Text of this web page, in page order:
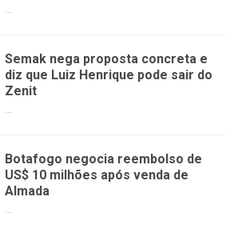
...
Semak nega proposta concreta e
diz que Luiz Henrique pode sair do
Zenit
...
Botafogo negocia reembolso de
US$ 10 milhões após venda de
Almada
...